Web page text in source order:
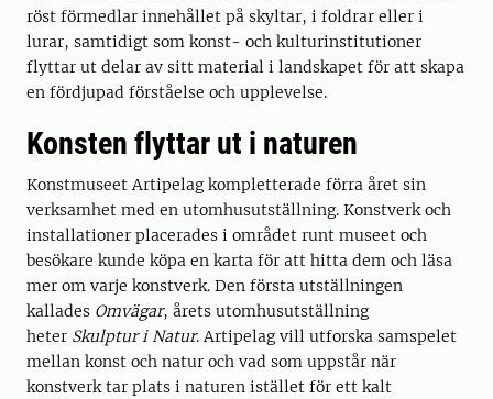
röst förmedlar innehållet på skyltar, i foldrar eller i
lurar, samtidigt som konst- och kulturinstitutioner
flyttar ut delar av sitt material i landskapet för att skapa
en fördjupad förståelse och upplevelse.
Konsten flyttar ut i naturen
Konstmuseet Artipelag kompletterade förra året sin
verksamhet med en utomhusutställning. Konstverk och
installationer placerades i området runt museet och
besökare kunde köpa en karta för att hitta dem och läsa
mer om varje konstverk. Den första utställningen
kallades Omvägar, årets utomhusutställning
heter Skulptur i Natur. Artipelag vill utforska samspelet
mellan konst och natur och vad som uppstår när
konstverk tar plats i naturen istället för ett kalt